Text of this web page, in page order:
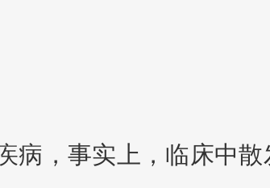
，事实上，临床中